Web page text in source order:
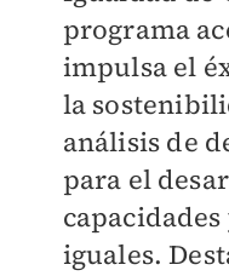
programa
impulsa el
la
análisis de
para el
iguales.